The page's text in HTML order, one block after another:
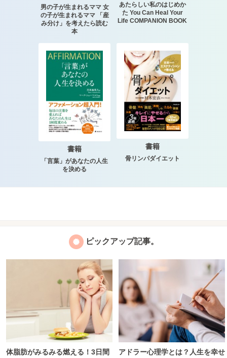
男の子が生まれるママ 女
の子が生まれるママ 「産
み分け」を考えたら読む
本
あたらしい私のはじめか
た You Can Heal Your
Life COMPANION BOOK
書籍
「言葉」があなたの人生
を決める
書籍
骨リンパダイエット
ピックアップ記事。
体脂肪がみるみる燃える！3日間
アドラー心理学とは？人生を幸せ